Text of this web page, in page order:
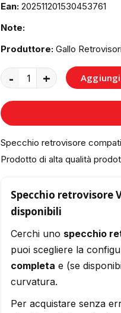
Ean: 202511201530453761
Note:
Produttore: Gallo Retrovisori
- +
Specchio retrovisore
Prodotto di alta qualità
Specchio retrovisore
disponibili
Cerchi uno specchio
puoi scegliere la
completa e (se
curvatura.
Per acquistare senza